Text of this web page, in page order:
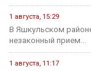
1 августа, 15:29
В Яшкульском
незаконный прием...
1 августа, 11:17